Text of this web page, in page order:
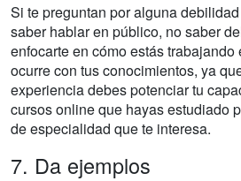
Si te preguntan por alguna
saber hablar en público, no saber
enfocarte en cómo estás
ocurre con tus conocimientos, ya
experiencia debes potenciar tu
cursos online que hayas estudiado
de especialidad que te interesa.
7. Da ejemplos